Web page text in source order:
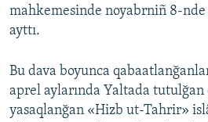
mahkemesinde noyabrniñ 8-
ayttı.
Bu dava boyunca
aprel aylarında Yaltada tutulğan
yasaqlanğan «Hizb ut-Tahrir»